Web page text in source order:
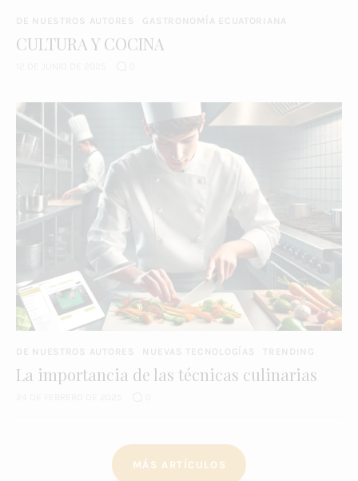
DE NUESTROS AUTORES GASTRONOMÍA ECUATORIANA
CULTURA Y COCINA
DE NUESTROS AUTORES NUEVAS TECNOLOGÍAS TRENDING
La importancia de las técnicas culinarias
MÁS ARTÍCULOS